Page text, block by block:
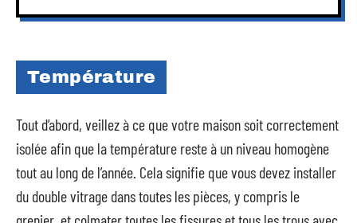
Température
Tout d’abord, veillez à ce que votre maison soit correctement
isolée afin que la température reste à un niveau homogène
tout au long de l’année. Cela signifie que vous devez installer
du double vitrage dans toutes les pièces, y compris le